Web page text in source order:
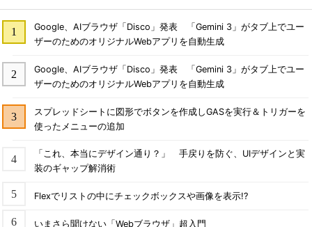
Google、AIブラウザ「Disco」発表 「Gemini 3」がタブ上でユー
ザーのためのオリジナルWebアプリを自動生成
Google、AIブラウザ「Disco」発表 「Gemini 3」がタブ上でユー
ザーのためのオリジナルWebアプリを自動生成
スプレッドシートに図形でボタンを作成しGASを実行＆トリガーを
使ったメニューの追加
「これ、本当にデザイン通り？」 手戻りを防ぐ、UIデザインと実
装のギャップ解消術
Flexでリストの中にチェックボックスや画像を表示!?
いまさら聞けない「Webブラウザ」超入門